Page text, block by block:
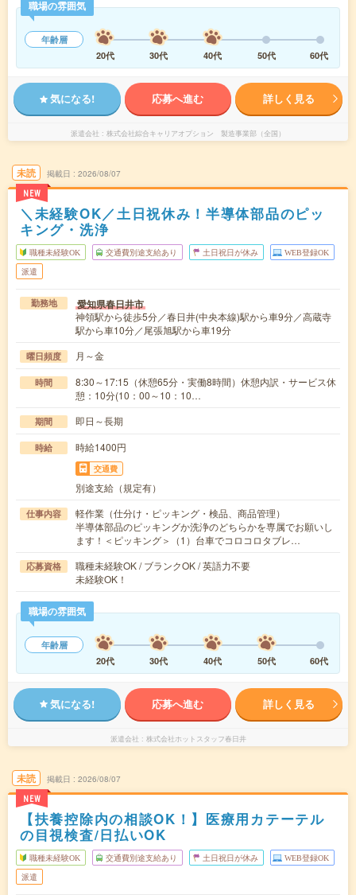
職場の雰囲気
年齢層
20代
30代 40代 50代 60代
気になる! 応募へ進む 詳しく見る
派遣会社 株式会社綜合キャリアオプション 製造事業部（全国）
未読
NEW
掲載日 2026/08/07
＼未経験OK／土日祝休み！半導体部品のピッ
キング・洗浄
職種未経験OK 交通費別途支給あり 土日祝日が休み WEB登録OK
派遣
勤務地 愛知県春日井市
神領駅から徒歩5分／春日井(中央本線)駅から車9分／高蔵寺
駅から車10分／尾張旭駅から車19分
曜日頻度 月～金
時間
8:30～17:15（休憩65分・実働8時間）休憩内訳・サービス休
憩：10分(10：00～10：10…
期間 即日～長期
時給 時給1400円
交通費
別途支給（規定有）
仕事内容
軽作業（仕分け・ピッキング・検品、商品管理）
半導体部品のピッキングか洗浄のどちらかを専属でお願いし
ます！＜ピッキング＞（1）台車でコロコロタブレ…
応募資格
職種未経験OK / ブランクOK / 英語力不要
未経験OK！
職場の雰囲気
年齢層
20代
30代 40代 50代 60代
気になる! 応募へ進む 詳しく見る
派遣会社 株式会社ホットスタッフ春日井
未読
NEW
掲載日 2026/08/07
【扶養控除内の相談OK！】医療用カテーテル
の目視検査/日払いOK
職種未経験OK 交通費別途支給あり 土日祝日が休み WEB登録OK
派遣